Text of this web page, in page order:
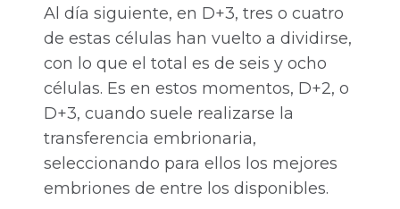
Al día siguiente, en D+3, tres o cuatro
de estas células han vuelto a dividirse,
con lo que el total es de seis y ocho
células. Es en estos momentos, D+2, o
D+3, cuando suele realizarse la
transferencia embrionaria,
seleccionando para ellos los mejores
embriones de entre los disponibles.